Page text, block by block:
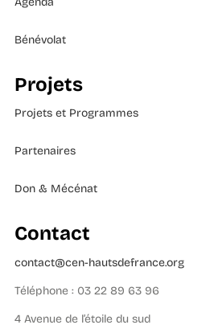
Bénévolat
Projets
Projets et Programmes
Partenaires
Don & Mécénat
Contact
contact@cen-hautsdefrance.org
Téléphone : 03 22 89 63 96
4 Avenue de l’étoile du sud